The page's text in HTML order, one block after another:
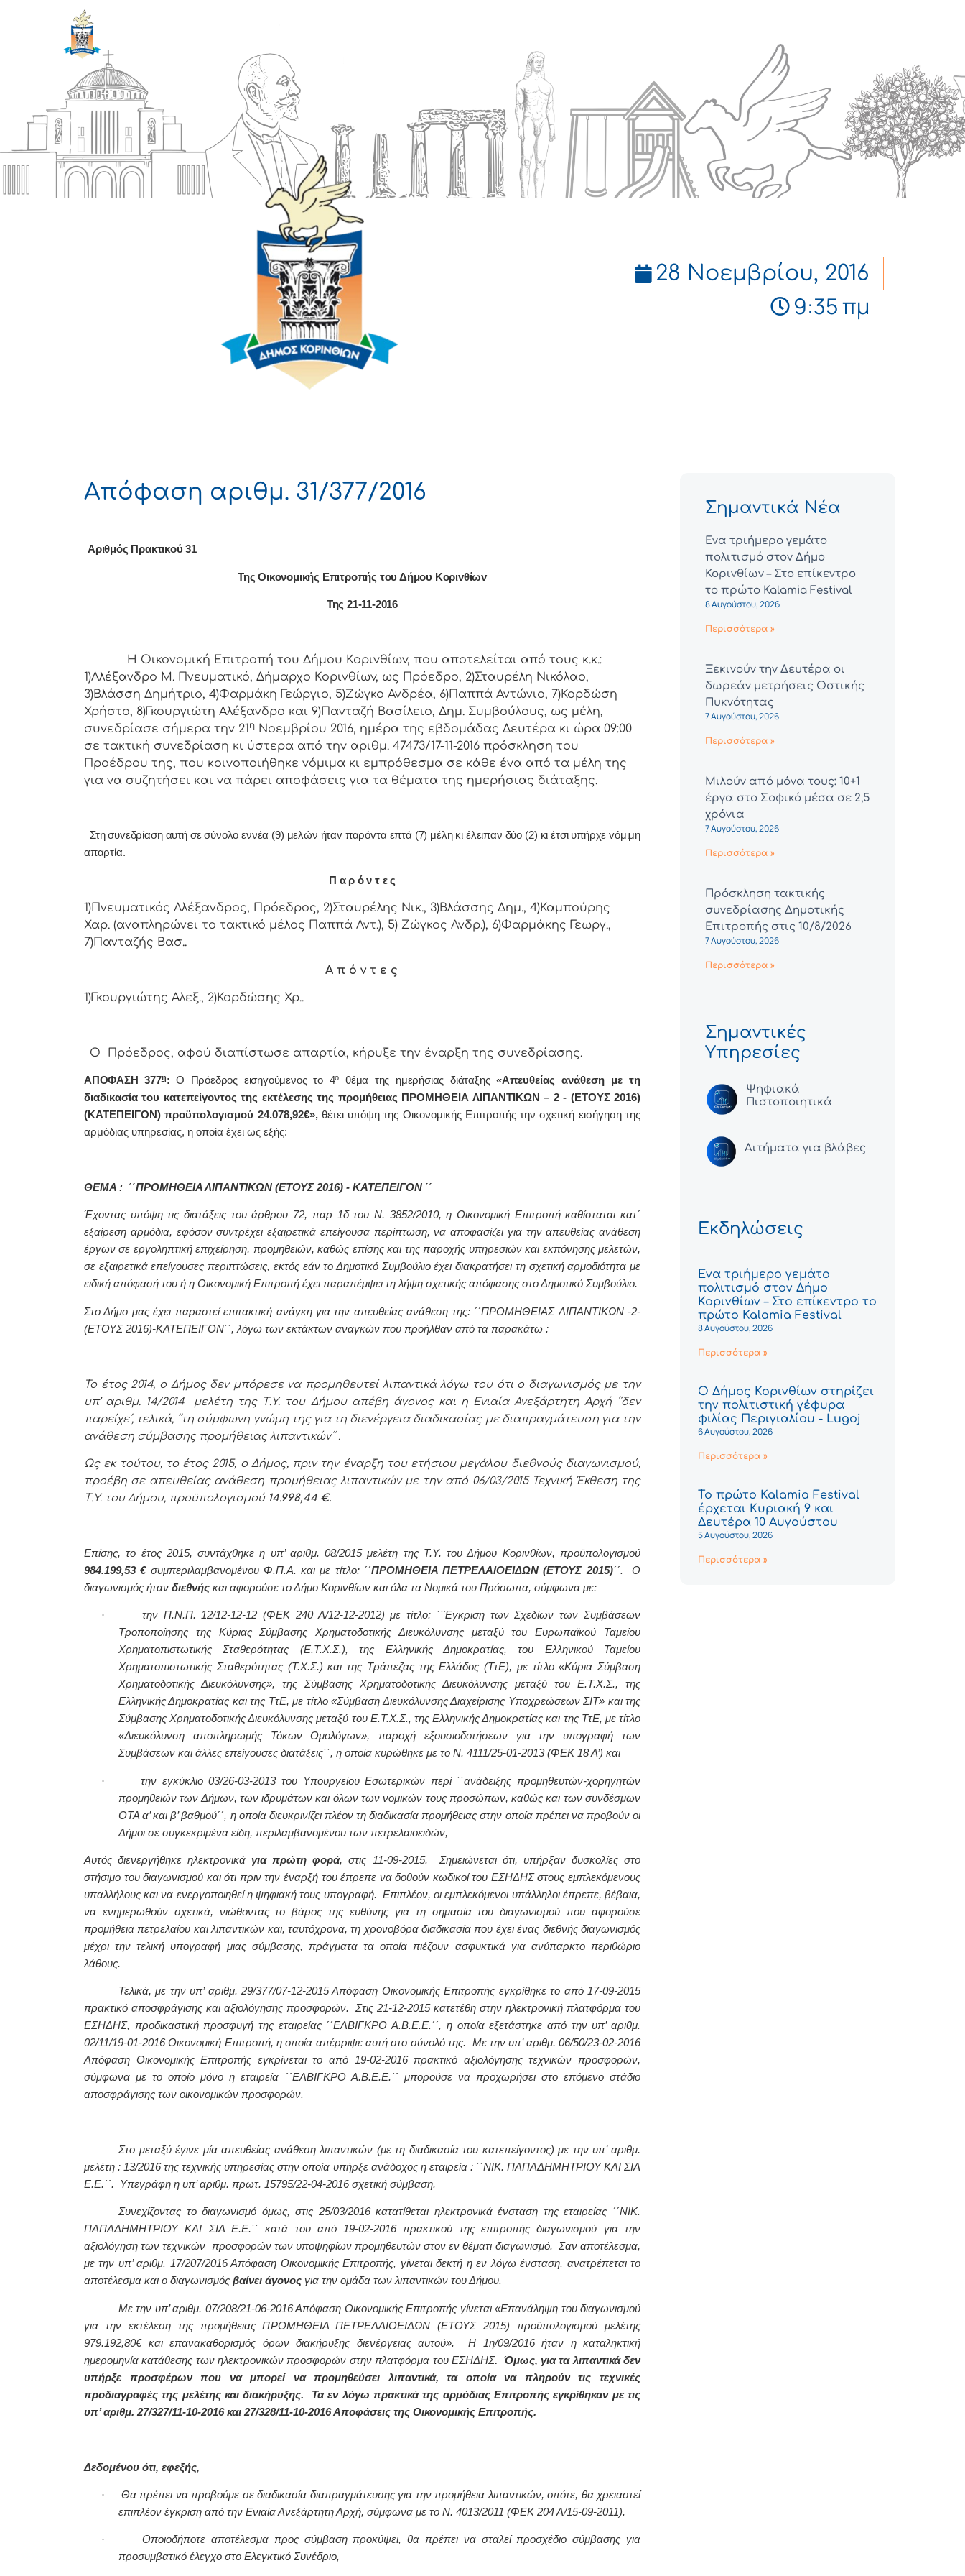
28 Νοεμβρίου, 2016
9:35 πμ
Απόφαση αριθμ. 31/377/2016
Αριθμός Πρακτικού 31
Της Οικονομικής Επιτρoπής τoυ Δήμoυ Κoριvθίωv
Της 21-11-2016
Η Οικονομική Επιτρoπή τoυ Δήμoυ Κoριvθίωv, πoυ απoτελείται από τoυς κ.κ.:
1)Αλέξανδρο Μ. Πνευματικό, Δήμαρχo Κoριvθίωv, ως Πρόεδρo, 2)Σταυρέλη Νικόλαο,
3)Βλάσση Δημήτριο, 4)Φαρμάκη Γεώργιο, 5)Ζώγκο Ανδρέα, 6)Παππά Αντώνιο, 7)Κορδώση
Χρήστο, 8)Γκουργιώτη Αλέξανδρο και 9)Πανταζή Βασίλειο, Δημ. Συμβoύλoυς, ως μέλη,
συvεδρίασε σήμερα τηv 21 η Νοεμβρίου 2016, ημέρα της εβδoμάδας Δευτέρα κι ώρα 09:00
σε τακτική συvεδρίαση κι ύστερα από τηv αριθμ. 47473/17-11-2016 πρόσκληση τoυ
Πρoέδρoυ της, πoυ κoιvoπoιήθηκε vόμιμα κι εμπρόθεσμα σε κάθε έvα από τα μέλη της
για vα συζητήσει και vα πάρει απoφάσεις για τα θέματα της ημερήσιας διάταξης.
Στη συvεδρίαση αυτή σε σύνολο εννέα (9) μελών ήταv παρόvτα επτά (7) μέλη κι έλειπαν δύο (2) κι έτσι υπήρχε vόμιμη
απαρτία.
Π α ρ ό ν τ ε ς
1)Πνευματικός Αλέξανδρος, Πρόεδρος, 2)Σταυρέλης Νικ., 3)Βλάσσης Δημ., 4)Καμπούρης
Χαρ. (αναπληρώνει το τακτικό μέλος Παππά Αντ.), 5) Ζώγκος Ανδρ.), 6)Φαρμάκης Γεωργ.,
7)Πανταζής Βασ..
Α π ό ν τ ε ς
1)Γκουργιώτης Αλεξ., 2)Κορδώσης Χρ..
Ο Πρόεδρος, αφού διαπίστωσε απαρτία, κήρυξε την έναρξη της συνεδρίασης.
ΑΠΟΦΑΣΗ 377η: Ο Πρόεδρος εισηγούμενος το 4ο θέμα της ημερήσιας διάταξης«Απευθείας ανάθεση με τη
διαδικασία του κατεπείγοντος της εκτέλεσης της προμήθειας ΠΡΟΜΗΘΕΙΑ ΛΙΠΑΝΤΙΚΩΝ – 2 - (ΕΤΟΥΣ 2016)
(ΚΑΤΕΠΕΙΓΟΝ) προϋπολογισμού 24.078,92€»,θέτει υπόψη της Οικονομικής Επιτροπής την σχετική εισήγηση της
αρμόδιας υπηρεσίας, η οποία έχει ως εξής:
ΘΕΜΑ : ΄΄ΠΡΟΜΗΘΕΙΑ ΛΙΠΑΝΤΙΚΩΝ (ΕΤΟΥΣ 2016) - ΚΑΤΕΠΕΙΓΟΝ ΄΄
Έχοντας υπόψη τις διατάξεις του άρθρου 72, παρ 1δ του Ν. 3852/2010, η Οικονομική Επιτροπή καθίσταται κατ΄
εξαίρεση αρμόδια, εφόσον συντρέχει εξαιρετικά επείγουσα περίπτωση, να αποφασίζει για την απευθείας ανάθεση
έργων σε εργοληπτική επιχείρηση, προμηθειών, καθώς επίσης και της παροχής υπηρεσιών και εκπόνησης μελετών,
σε εξαιρετικά επείγουσες περιπτώσεις, εκτός εάν το Δημοτικό Συμβούλιο έχει διακρατήσει τη σχετική αρμοδιότητα με
ειδική απόφασή του ή η Οικονομική Επιτροπή έχει παραπέμψει τη λήψη σχετικής απόφασης στο Δημοτικό Συμβούλιο.
Στο Δήμο μας έχει παραστεί επιτακτική ανάγκη για την απευθείας ανάθεση της: ΄΄ΠΡΟΜΗΘΕΙΑΣ ΛΙΠΑΝΤΙΚΩΝ -2-
(ΕΤΟΥΣ 2016)-ΚΑΤΕΠΕΙΓΟΝ΄΄, λόγω των εκτάκτων αναγκών που προήλθαν από τα παρακάτω :
Το έτος 2014, ο Δήμος δεν μπόρεσε να προμηθευτεί λιπαντικά λόγω του ότι ο διαγωνισμός με την
υπ’ αριθμ. 14/2014 μελέτη της Τ.Υ. του Δήμου απέβη άγονος και η Ενιαία Ανεξάρτητη Αρχή ΄΄δεν
παρείχε΄, τελικά, ΄΄τη σύμφωνη γνώμη της για τη διενέργεια διαδικασίας με διαπραγμάτευση για την
ανάθεση σύμβασης προμήθειας λιπαντικών΄΄ .
Ως εκ τούτου, το έτος 2015, ο Δήμος, πριν την έναρξη του ετήσιου μεγάλου διεθνούς διαγωνισμού,
προέβη σε απευθείας ανάθεση προμήθειας λιπαντικών με την από 06/03/2015 Τεχνική Έκθεση της
Τ.Υ. του Δήμου, προϋπολογισμού 14.998,44 €.
Επίσης, το έτος 2015, συντάχθηκε η υπ’ αριθμ. 08/2015 μελέτη της Τ.Υ. του Δήμου Κορινθίων, προϋπολογισμού
984.199,53 €συμπεριλαμβανομένου Φ.Π.Α. και με τίτλο: ΄΄ΠΡΟΜΗΘΕΙΑ ΠΕΤΡΕΛΑΙΟΕΙΔΩΝ (ΕΤΟΥΣ 2015)΄΄. Ο
διαγωνισμός ήταν διεθνής και αφορούσε το Δήμο Κορινθίων και όλα τα Νομικά του Πρόσωπα, σύμφωνα με:
·
την Π.Ν.Π. 12/12-12-12 (ΦΕΚ 240 Α/12-12-2012) με τίτλο: ΄΄Έγκριση των Σχεδίων των Συμβάσεων
Τροποποίησης της Κύριας Σύμβασης Χρηματοδοτικής Διευκόλυνσης μεταξύ του Ευρωπαϊκού Ταμείου
Χρηματοπιστωτικής Σταθερότητας (Ε.Τ.Χ.Σ.), της Ελληνικής Δημοκρατίας, του Ελληνικού Ταμείου
Χρηματοπιστωτικής Σταθερότητας (Τ.Χ.Σ.) και της Τράπεζας της Ελλάδος (ΤτΕ), με τίτλο «Κύρια Σύμβαση
Χρηματοδοτικής Διευκόλυνσης», της Σύμβασης Χρηματοδοτικής Διευκόλυνσης μεταξύ του Ε.Τ.Χ.Σ., της
Ελληνικής Δημοκρατίας και της ΤτΕ, με τίτλο «Σύμβαση Διευκόλυνσης Διαχείρισης Υποχρεώσεων ΣΙΤ» και της
Σύμβασης Χρηματοδοτικής Διευκόλυνσης μεταξύ του Ε.Τ.Χ.Σ., της Ελληνικής Δημοκρατίας και της ΤτΕ, με τίτλο
«Διευκόλυνση αποπληρωμής Τόκων Ομολόγων», παροχή εξουσιοδοτήσεων για την υπογραφή των
Συμβάσεων και άλλες επείγουσες διατάξεις΄΄, η οποία κυρώθηκε με το Ν. 4111/25-01-2013 (ΦΕΚ 18 Α’) και
·
την εγκύκλιο 03/26-03-2013 του Υπουργείου Εσωτερικών περί ΄΄ανάδειξης προμηθευτών-χορηγητών
προμηθειών των Δήμων, των ιδρυμάτων και όλων των νομικών τους προσώπων, καθώς και των συνδέσμων
ΟΤΑ α’ και β’ βαθμού΄΄, η οποία διευκρινίζει πλέον τη διαδικασία προμήθειας στην οποία πρέπει να προβούν οι
Δήμοι σε συγκεκριμένα είδη, περιλαμβανομένου των πετρελαιοειδών,
Αυτός διενεργήθηκε ηλεκτρονικά για πρώτη φορά, στις 11-09-2015. Σημειώνεται ότι, υπήρξαν δυσκολίες στο
στήσιμο του διαγωνισμού και ότι πριν την έναρξή του έπρεπε να δοθούν κωδικοί του ΕΣΗΔΗΣ στους εμπλεκόμενους
υπαλλήλους και να ενεργοποιηθεί η ψηφιακή τους υπογραφή. Επιπλέον, οι εμπλεκόμενοι υπάλληλοι έπρεπε, βέβαια,
να ενημερωθούν σχετικά, νιώθοντας το βάρος της ευθύνης για τη σημασία του διαγωνισμού που αφορούσε
προμήθεια πετρελαίου και λιπαντικών και, ταυτόχρονα, τη χρονοβόρα διαδικασία που έχει ένας διεθνής διαγωνισμός
μέχρι την τελική υπογραφή μιας σύμβασης, πράγματα τα οποία πιέζουν ασφυκτικά για ανύπαρκτο περιθώριο
λάθους.
Τελικά, με την υπ’ αριθμ. 29/377/07-12-2015 Απόφαση Οικονομικής Επιτροπής εγκρίθηκε το από 17-09-2015
πρακτικό αποσφράγισης και αξιολόγησης προσφορών. Στις 21-12-2015 κατετέθη στην ηλεκτρονική πλατφόρμα του
ΕΣΗΔΗΣ, προδικαστική προσφυγή της εταιρείας ΄΄ΕΛΒΙΓΚΡΟ Α.Β.Ε.Ε.΄΄, η οποία εξετάστηκε από την υπ’ αριθμ.
02/11/19-01-2016 Οικονομική Επιτροπή, η οποία απέρριψε αυτή στο σύνολό της. Με την υπ’ αριθμ. 06/50/23-02-2016
Απόφαση Οικονομικής Επιτροπής εγκρίνεται το από 19-02-2016 πρακτικό αξιολόγησης τεχνικών προσφορών,
σύμφωνα με το οποίο μόνο η εταιρεία ΄΄ΕΛΒΙΓΚΡΟ Α.Β.Ε.Ε.΄΄ μπορούσε να προχωρήσει στο επόμενο στάδιο
αποσφράγισης των οικονομικών προσφορών.
Στο μεταξύ έγινε μία απευθείας ανάθεση λιπαντικών (με τη διαδικασία του κατεπείγοντος) με την υπ’ αριθμ.
μελέτη : 13/2016 της τεχνικής υπηρεσίας στην οποία υπήρξε ανάδοχος η εταιρεία : ΄΄ΝΙΚ. ΠΑΠΑΔΗΜΗΤΡΙΟΥ ΚΑΙ ΣΙΑ
Ε.Ε.΄΄. Υπεγράφη η υπ’ αριθμ. πρωτ. 15795/22-04-2016 σχετική σύμβαση.
Συνεχίζοντας το διαγωνισμό όμως, στις 25/03/2016 κατατίθεται ηλεκτρονικά ένσταση της εταιρείας ΄΄ΝΙΚ.
ΠΑΠΑΔΗΜΗΤΡΙΟΥ ΚΑΙ ΣΙΑ Ε.Ε.΄΄ κατά του από 19-02-2016 πρακτικού της επιτροπής διαγωνισμού για την
αξιολόγηση των τεχνικών προσφορών των υποψηφίων προμηθευτών στον εν θέματι διαγωνισμό. Σαν αποτέλεσμα,
με την υπ’ αριθμ. 17/207/2016 Απόφαση Οικονομικής Επιτροπής, γίνεται δεκτή η εν λόγω ένσταση, ανατρέπεται το
αποτέλεσμα και ο διαγωνισμός βαίνει άγονος για την ομάδα των λιπαντικών του Δήμου.
Με την υπ’ αριθμ. 07/208/21-06-2016 Απόφαση Οικονομικής Επιτροπής γίνεται «Επανάληψη του διαγωνισμού
για την εκτέλεση της προμήθειας ΠΡΟΜΗΘΕΙΑ ΠΕΤΡΕΛΑΙΟΕΙΔΩΝ (ΕΤΟΥΣ 2015) προϋπολογισμού μελέτης
979.192,80€ και επανακαθορισμός όρων διακήρυξης διενέργειας αυτού». H 1η/09/2016 ήταν η καταληκτική
ημερομηνία κατάθεσης των ηλεκτρονικών προσφορών στην πλατφόρμα του ΕΣΗΔΗΣ. Όμως, για τα λιπαντικά δεν
υπήρξε προσφέρων που να μπορεί να προμηθεύσει λιπαντικά, τα οποία να πληρούν τις τεχνικές
προδιαγραφές της μελέτης και διακήρυξης. Τα εν λόγω πρακτικά της αρμόδιας Επιτροπής εγκρίθηκαν με τις
υπ’ αριθμ. 27/327/11-10-2016 και 27/328/11-10-2016 Αποφάσεις της Οικονομικής Επιτροπής.
Δεδομένου ότι, εφεξής,
·
Θα πρέπει να προβούμε σε διαδικασία διαπραγμάτευσης για την προμήθεια λιπαντικών, οπότε, θα χρειαστεί
επιπλέον έγκριση από την Ενιαία Ανεξάρτητη Αρχή, σύμφωνα με το Ν. 4013/2011 (ΦΕΚ 204 Α/15-09-2011).
·
Οποιοδήποτε αποτέλεσμα προς σύμβαση προκύψει, θα πρέπει να σταλεί προσχέδιο σύμβασης για
προσυμβατικό έλεγχο στο Ελεγκτικό Συνέδριο,
Σημαντικά Νέα
Ένα τριήμερο γεμάτο
πολιτισμό στον Δήμο
Κορινθίων – Στο επίκεντρο
το πρώτο Kalamia Festival
8 Αυγούστου, 2026
Περισσότερα »
Ξεκινούν την Δευτέρα οι
δωρεάν μετρήσεις Οστικής
Πυκνότητας
7 Αυγούστου, 2026
Περισσότερα »
Μιλούν από μόνα τους: 10+1
έργα στο Σοφικό μέσα σε 2,5
χρόνια
7 Αυγούστου, 2026
Περισσότερα »
Πρόσκληση τακτικής
συνεδρίασης Δημοτικής
Επιτροπής στις 10/8/2026
7 Αυγούστου, 2026
Περισσότερα »
Σημαντικές
Υπηρεσίες
Ψηφιακά
Πιστοποιητικά
Αιτήματα για βλάβες
Εκδηλώσεις
Ένα τριήμερο γεμάτο
πολιτισμό στον Δήμο
Κορινθίων – Στο επίκεντρο το
πρώτο Kalamia Festival
8 Αυγούστου, 2026
Περισσότερα »
Ο Δήμος Κορινθίων στηρίζει
την πολιτιστική γέφυρα
φιλίας Περιγιαλίου - Lugoj
6 Αυγούστου, 2026
Περισσότερα »
Το πρώτο Kalamia Festival
έρχεται Κυριακή 9 και
Δευτέρα 10 Αυγούστου
5 Αυγούστου, 2026
Περισσότερα »